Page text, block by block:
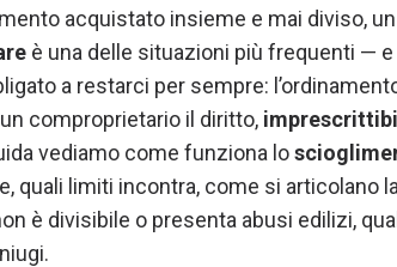
acquistato insieme e mai diviso,
è una delle situazioni più frequenti —
a restarci per sempre:
comproprietario il diritto,
vediamo come funziona lo
quali limiti incontra, come si articolano
è divisibile o presenta abusi edilizi,